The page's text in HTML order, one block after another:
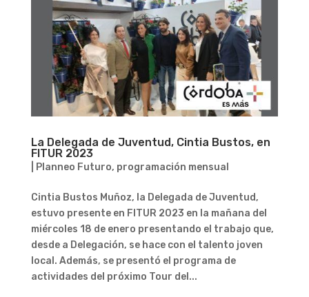
La Delegada de Juventud, Cintia Bustos, en
FITUR 2023
Planneo Futuro, programación mensual
Cintia Bustos Muñoz, la Delegada de Juventud,
estuvo presente en FITUR 2023 en la mañana del
miércoles 18 de enero presentando el trabajo que,
desde a Delegación, se hace con el talento joven
local. Además, se presentó el programa de
actividades del próximo Tour del...